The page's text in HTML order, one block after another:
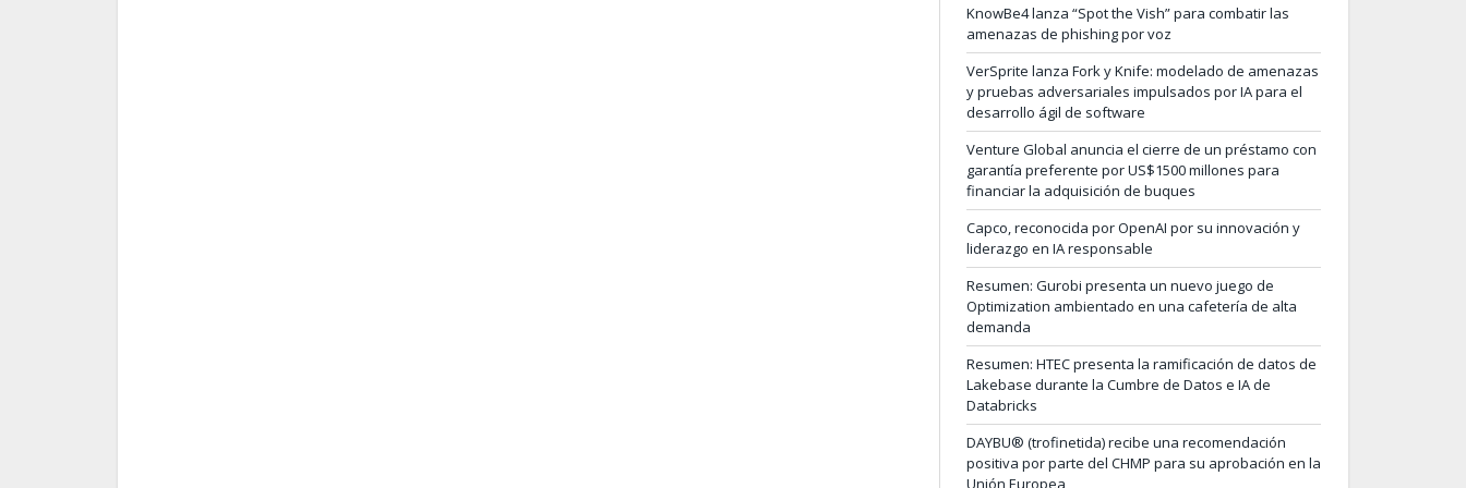
KnowBe4 lanza “Spot the Vish” para combatir las
amenazas de phishing por voz
VerSprite lanza Fork y Knife: modelado de amenazas
y pruebas adversariales impulsados por IA para el
desarrollo ágil de software
Venture Global anuncia el cierre de un préstamo con
garantía preferente por US$1500 millones para
financiar la adquisición de buques
Capco, reconocida por OpenAI por su innovación y
liderazgo en IA responsable
Resumen: Gurobi presenta un nuevo juego de
Optimization ambientado en una cafetería de alta
demanda
Resumen: HTEC presenta la ramificación de datos de
Lakebase durante la Cumbre de Datos e IA de
Databricks
DAYBU® (trofinetida) recibe una recomendación
positiva por parte del CHMP para su aprobación en la
Unión Europea